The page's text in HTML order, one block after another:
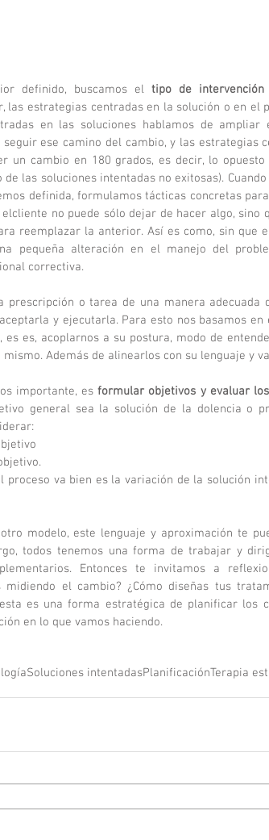
definido, buscamos el tipo de intervención
las estrategias centradas en la solución o en el
en las soluciones hablamos de ampliar
ese camino del cambio, y las estrategias
un cambio en 180 grados, es decir, lo
las soluciones intentadas no exitosas).
definida, formulamos tácticas concretas
no puede sólo dejar de hacer algo, sino
reemplazar la anterior. Así es como, sin que
pequeña alteración en el manejo del
correctiva.
prescripción o tarea de una manera adecuada
y ejecutarla. Para esto nos basamos en
es es, acoplarnos a su postura, modo de
Además de alinearlos con su lenguaje y
importante, es formular objetivos y evaluar
general sea la solución de la dolencia o
proceso va bien es la variación de la solución
modelo, este lenguaje y aproximación te
todos tenemos una forma de trabajar y
Entonces te invitamos a
midiendo el cambio? ¿Cómo diseñas tus
es una forma estratégica de planificar los
en lo que vamos haciendo.
Soluciones intentadasPlanificaciónTerapia